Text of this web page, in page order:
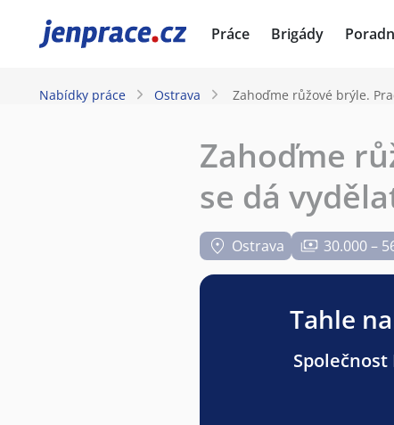
JenPráce.cz Práce Brigády
Nabídky práce Ostrava Zahoďme růžové brýle.
Zahoďme
se dá
Ostrava 30.000 –
Tahle